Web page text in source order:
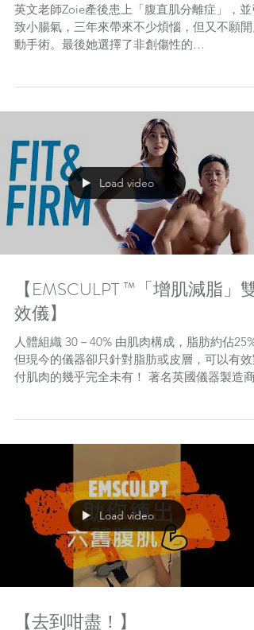
英文老師Zoie產後患上「腹直肌分離症」，並
致小腸氣，三年來帶來不少煩惱，但又不願開
動手術。最後她選擇了非創傷性的
的？那一定要
Load video
【EMSCULPT ™「增肌減脂」雙
效儀】
人體組織 30－40% 由肌肉構成，脂肪約佔25%
但現今的儀器卻只針對脂肪或皮層，可以有效
付肌肉的幾乎完全未有！ 著名英國儀器製造商
Load video
【去到咁盡！】